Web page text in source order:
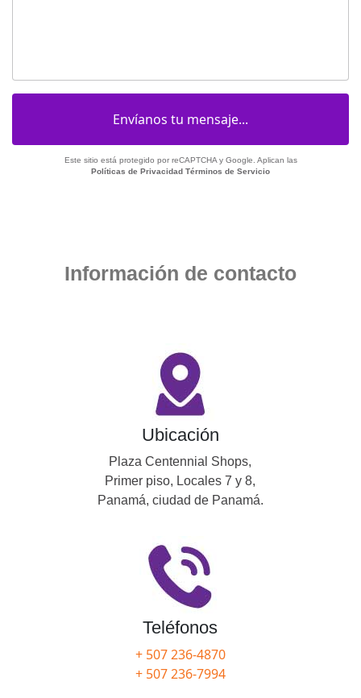
Este sitio está protegido por reCAPTCHA y Google. Aplican las
Políticas de Privacidad Términos de Servicio
Información de contacto
Ubicación
Plaza Centennial Shops,
Primer piso, Locales 7 y 8,
Panamá, ciudad de Panamá.
Teléfonos
+ 507 236-4870
+ 507 236-7994